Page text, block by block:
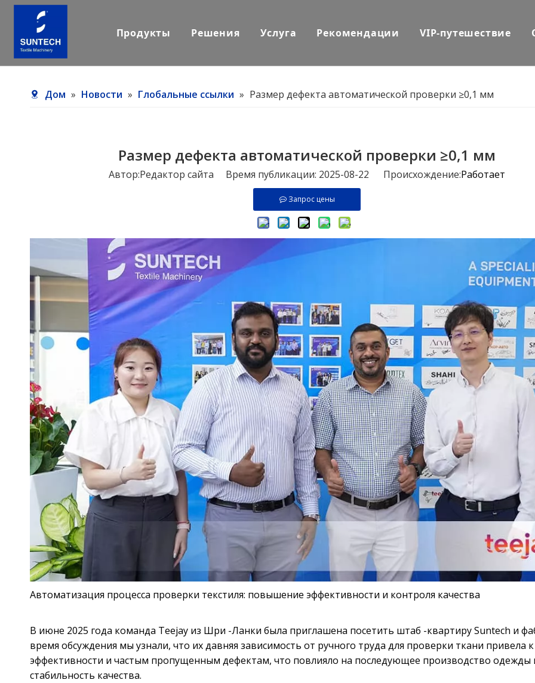
Продукты Решения Услуга Рекомендации VIP-путешествие
Дом » Новости » Глобальные ссылки » Размер дефекта автоматической проверки ≥0,1 мм
Размер дефекта автоматической проверки ≥0,1 мм
Автор:Pедактор сайта Время публикации: 2025-08-22 Происхождение:Работает
Запрос цены
Автоматизация процесса проверки текстиля: повышение эффективности и контроля качества
В июне 2025 года команда Teejay из Шри -Ланки была приглашена посетить штаб -квартиру Suntech и
время обсуждения мы узнали, что их давняя зависимость от ручного труда для проверки ткани привела
эффективности и частым пропущенным дефектам, что повлияло на последующее производство одежды
стабильность качества.